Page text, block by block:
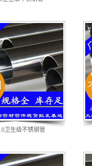
卫生级不锈钢管